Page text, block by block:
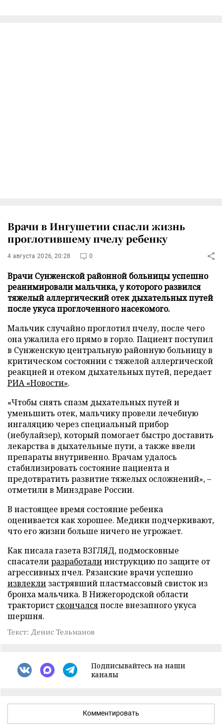
Врачи в Ингушетии спасли жизнь
проглотившему пчелу ребенку
4 августа 2026, 20:28 0
Врачи Сунженской районной больницы успешно
реанимировали мальчика, у которого развился
тяжелый аллергический отек дыхательных путей
после укуса проглоченного насекомого.
Мальчик случайно проглотил пчелу, после чего
она ужалила его прямо в горло. Пациент поступил
в Сунженскую центральную районную больницу в
критическом состоянии с тяжелой аллергической
реакцией и отеком дыхательных путей, передает
РИА «Новости».
«Чтобы снять спазм дыхательных путей и
уменьшить отек, мальчику провели лечебную
ингаляцию через специальный прибор
(небулайзер), который помогает быстро доставить
лекарства в дыхательные пути, а также ввели
препараты внутривенно. Врачам удалось
стабилизировать состояние пациента и
предотвратить развитие тяжелых осложнений», –
отметили в Минздраве России.
В настоящее время состояние ребенка
оценивается как хорошее. Медики подчеркивают,
что его жизни больше ничего не угрожает.
Как писала газета ВЗГЛЯД, подмосковные
спасателиразработалиинструкцию по защите от
агрессивных пчел. Рязанские врачи успешно
извлекли застрявший пластмассовый свисток из
бронха мальчика. В Нижегородской области
тракторист скончалсяпосле внезапного укуса
шершня.
Текст: Денис Тельманов
Подписывайтесь на наши
каналы
Комментировать